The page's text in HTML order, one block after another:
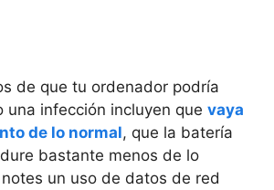
de que tu ordenador podría
una infección incluyen que vaya
de lo normal, que la batería
bastante menos de lo
un uso de datos de red